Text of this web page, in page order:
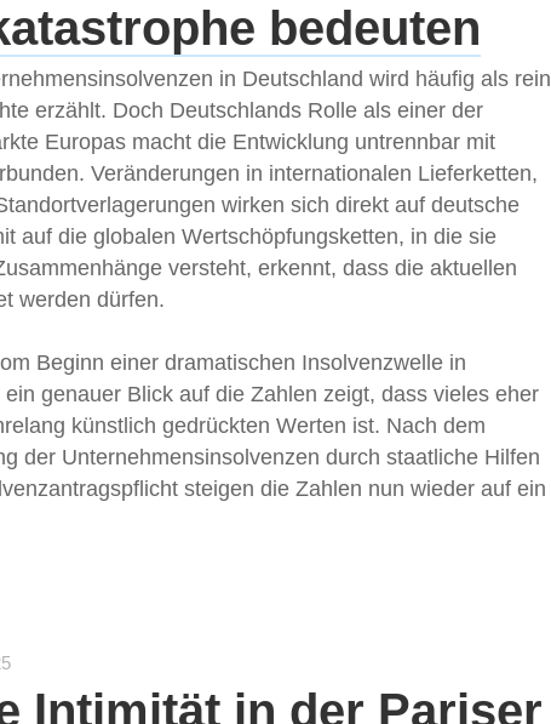
bedeuten
in Deutschland wird häufig als rein
erzählt. Doch Deutschlands Rolle als einer der
Europas macht die Entwicklung untrennbar mit
Veränderungen in internationalen Lieferketten,
wirken sich direkt auf deutsche
auf die globalen Wertschöpfungsketten, in die sie
versteht, erkennt, dass die aktuellen
werden dürfen.
Beginn einer dramatischen Insolvenzwelle in
genauer Blick auf die Zahlen zeigt, dass vieles eher
künstlich gedrückten Werten ist. Nach dem
der Unternehmensinsolvenzen durch staatliche Hilfen
steigen die Zahlen nun wieder auf ein
Intimität in der Pariser